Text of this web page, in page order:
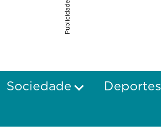
Publicidade
Sociedade Deportes